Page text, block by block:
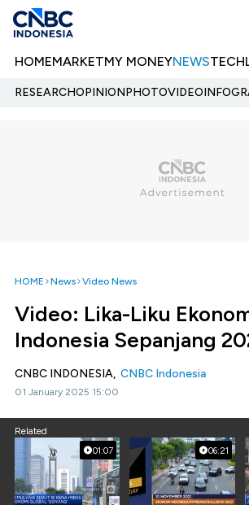
HOMEMARKETMY MONEYNEWSTECH
RESEARCHOPINIONPHOTOVIDEO
HOME News Video News
Video: Lika-Liku
Indonesia Sepanjang
CNBC INDONESIA, CNBC Indonesia
01 January 2025 15:00
Related
01:07 06:21